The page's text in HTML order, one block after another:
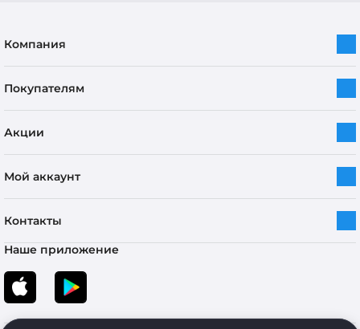
Компания
Покупателям
Акции
Мой аккаунт
Контакты
Наше приложение